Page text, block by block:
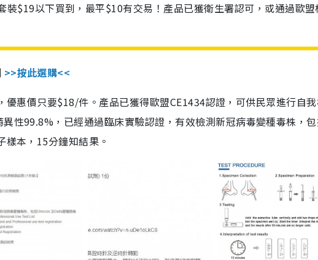
裝$19以下買到，最平$10有交易！產品已獲衛生署認可，或通過歐盟
>>按此選購<<
惠價只要$18/件。產品已獲得歐盟CE1434認證，可供民眾進行自
性99.8%，已經通過臨床實驗認證，有效檢測新冠病毒變種毒株，
本，15分鐘知結果。